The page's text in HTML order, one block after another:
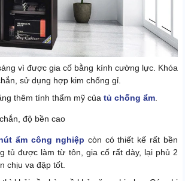
vì được gia cố bằng kính cường lực. Khóa
sử dụng hợp kim chống gỉ.
thêm tính thẩm mỹ của tủ chống ẩm.
độ bền cao
ẩm công nghiệp còn có thiết kế rất bền
tủ được làm từ tôn, gia cố rất dày, lại phủ 2
chịu va đập tốt.